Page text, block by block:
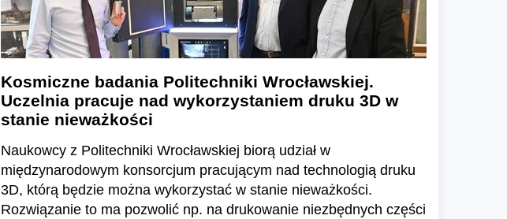
Kosmiczne badania Politechniki Wrocławskiej.
Uczelnia pracuje nad wykorzystaniem druku 3D w
stanie nieważkości
Naukowcy z Politechniki Wrocławskiej biorą udział w
międzynarodowym konsorcjum pracującym nad technologią druku
3D, którą będzie można wykorzystać w stanie nieważkości.
Rozwiązanie to ma pozwolić np. na drukowanie niezbędnych części